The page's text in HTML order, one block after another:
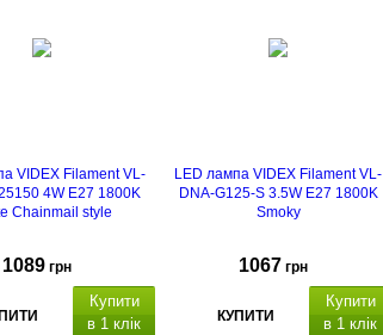
VIDEX Filament VL-
4W E27 1800K
Chainmail style
1089 грн
Купити
в 1 клік
LED лампа VIDEX Filament VL-
DNA-G125-S 3.5W E27 1800K
Smoky
1067 грн
КУПИТИ
Купити
в 1 клік